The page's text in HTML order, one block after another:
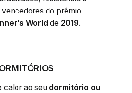
do prêmio
World de 2019.
calor ao seu dormitório ou